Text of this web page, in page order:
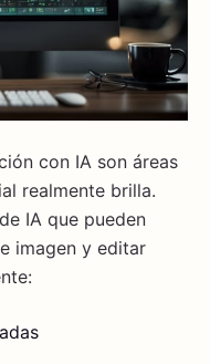
con IA son áreas
realmente brilla.
IA que pueden
imagen y editar